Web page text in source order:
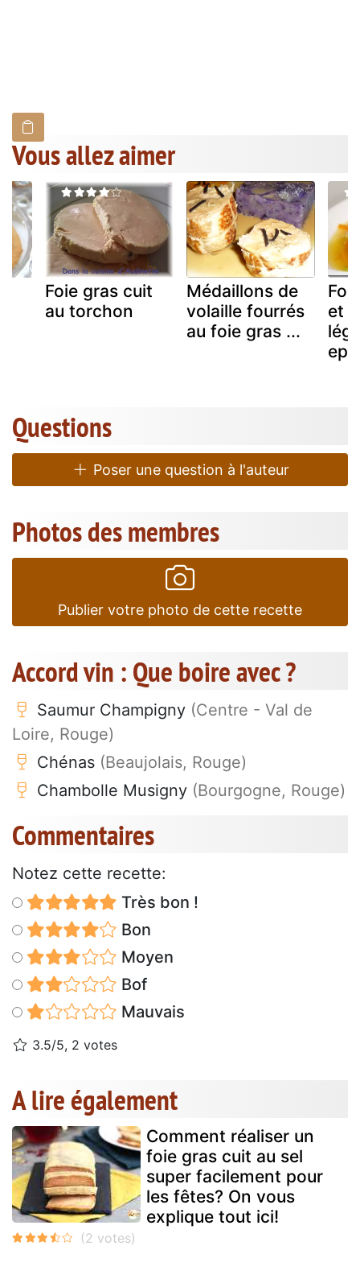
Vous allez aimer
Foie gras cuit
au torchon
Médaillons de
volaille fourrés
au foie gras ...
et
Questions
Poser une question à l'auteur
Photos des membres
Publier votre photo de cette recette
Accord vin : Que boire avec ?
Saumur Champigny (Centre - Val de
Loire, Rouge)
Chénas (Beaujolais, Rouge)
Chambolle Musigny (Bourgogne, Rouge)
Commentaires
Notez cette recette:
Très bon !
Bon
Moyen
Bof
Mauvais
3.5/5, 2 votes
A lire également
Comment réaliser un
foie gras cuit au sel
super facilement pour
les fêtes? On vous
explique tout ici!